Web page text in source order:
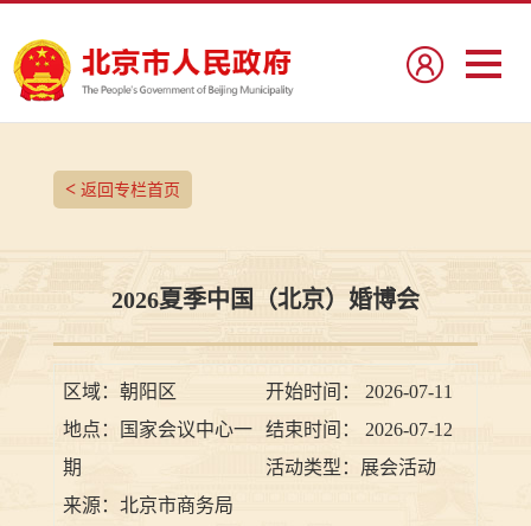
<返回专栏首页
2026夏季中国（北京）婚博会
区域： 朝阳区 开始时间：
2026-07-11
地点：
国家会议中心一
期
结束时间：
2026-07-12
活动类型： 展会活动
来源： 北京市商务局